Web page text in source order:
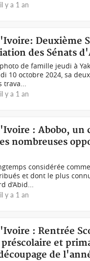
il y a 1 an
Deuxième
des Sénats
de famille jeudi à
10 octobre 2024, sa
trava...
il y a 1 an
: Abobo, un
nombreuses
considérée
et dont le plus
d’Abid...
il y a 1 an
: Rentrée
et
de